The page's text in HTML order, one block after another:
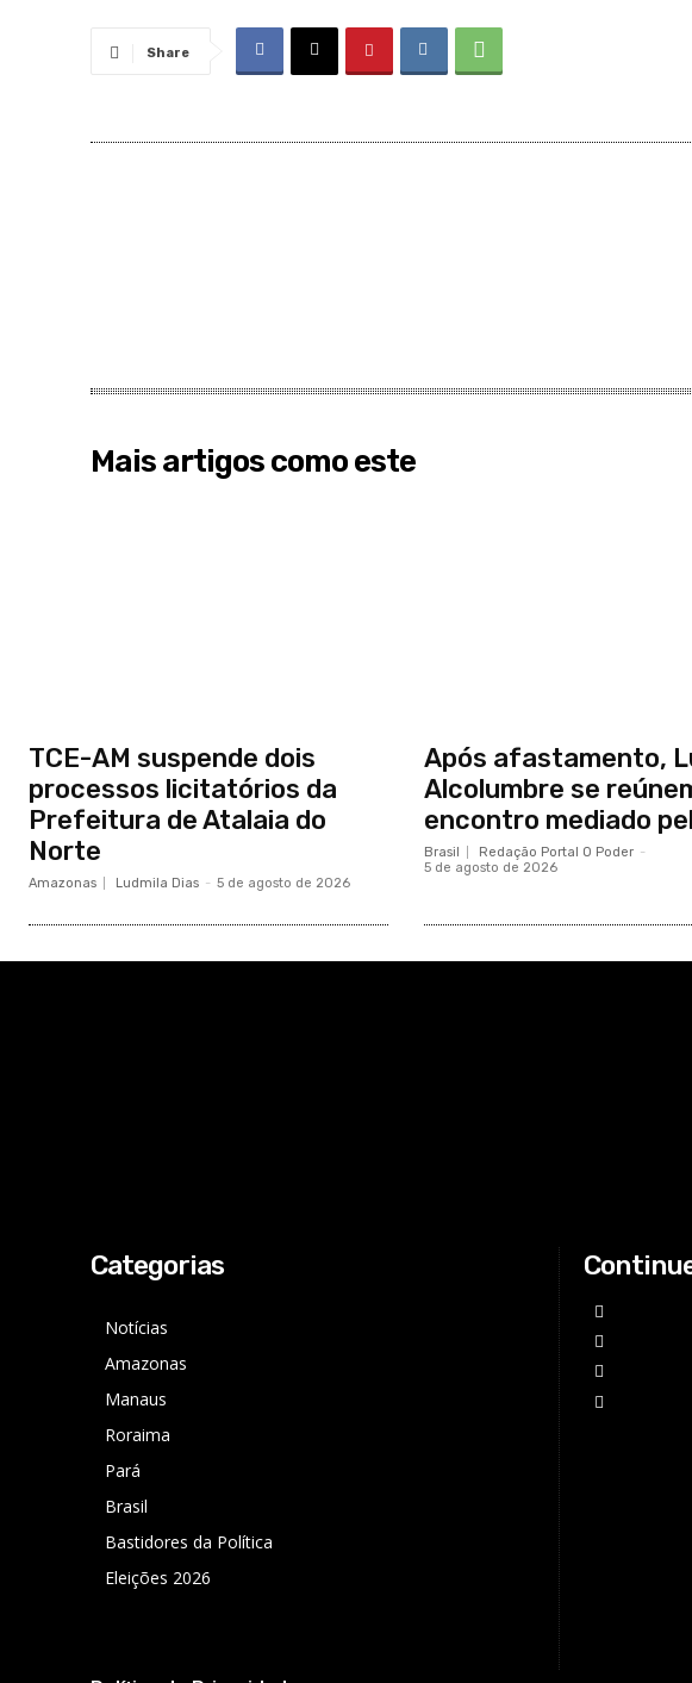
Share
Mais artigos como este
TCE-AM suspende dois
processos licitatórios da
Prefeitura de Atalaia do
Norte
Amazonas Ludmila Dias - 5 de agosto de 2026
Após afastamento,
Alcolumbre se
encontro mediado
Brasil Redação Portal O Poder -
5 de agosto de 2026
Categorias
Notícias
Amazonas
Manaus
Roraima
Pará
Brasil
Bastidores da Política
Eleições 2026